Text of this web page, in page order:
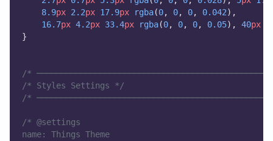
8.9px 2.2px 17.9px rgba(0, 0, 0, 0.042),
16.7px 4.2px 33.4px rgba(0, 0, 0, 0.05), 40px
}
/*
/* Styles Settings */
/*
/* @settings
name: Things Theme